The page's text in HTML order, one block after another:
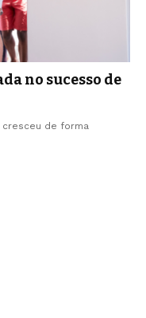
no sucesso de
de forma